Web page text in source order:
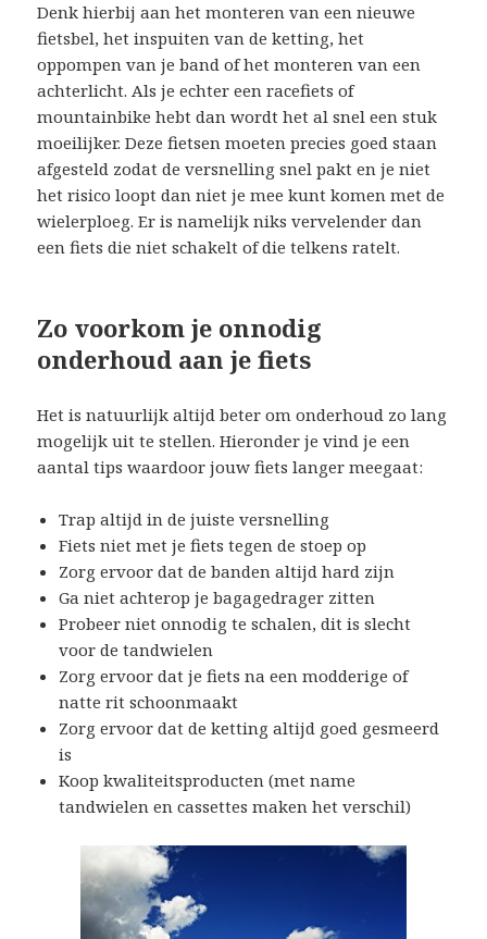
Denk hierbij aan het monteren van een nieuwe
fietsbel, het inspuiten van de ketting, het
oppompen van je band of het monteren van een
achterlicht. Als je echter een racefiets of
mountainbike hebt dan wordt het al snel een stuk
moeilijker. Deze fietsen moeten precies goed staan
afgesteld zodat de versnelling snel pakt en je niet
het risico loopt dan niet je mee kunt komen met de
wielerploeg. Er is namelijk niks vervelender dan
een fiets die niet schakelt of die telkens ratelt.
Zo voorkom je onnodig
onderhoud aan je fiets
Het is natuurlijk altijd beter om onderhoud zo lang
mogelijk uit te stellen. Hieronder je vind je een
aantal tips waardoor jouw fiets langer meegaat:
Trap altijd in de juiste versnelling
Fiets niet met je fiets tegen de stoep op
Zorg ervoor dat de banden altijd hard zijn
Ga niet achterop je bagagedrager zitten
Probeer niet onnodig te schalen, dit is slecht
voor de tandwielen
Zorg ervoor dat je fiets na een modderige of
natte rit schoonmaakt
Zorg ervoor dat de ketting altijd goed gesmeerd
is
Koop kwaliteitsproducten (met name
tandwielen en cassettes maken het verschil)